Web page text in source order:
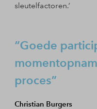
sleutelfactoren.’
Goede
proces
Christian Burgers